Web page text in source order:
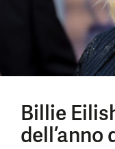
Billie
dell’anno